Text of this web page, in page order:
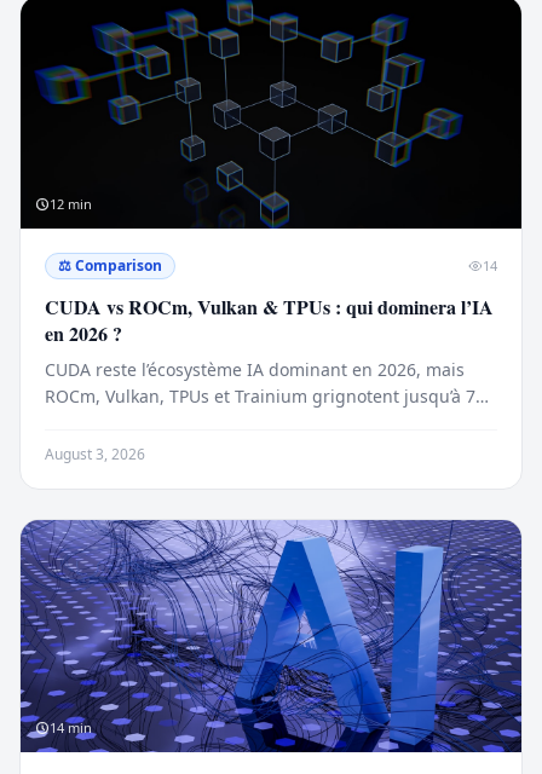
12 min
⚖️Comparison 14
CUDA vs ROCm, Vulkan & TPUs : qui dominera l’IA
en 2026 ?
CUDA reste l’écosystème IA dominant en 2026, mais
ROCm, Vulkan, TPUs et Trainium grignotent jusqu’à 70
August 3, 2026
14 min